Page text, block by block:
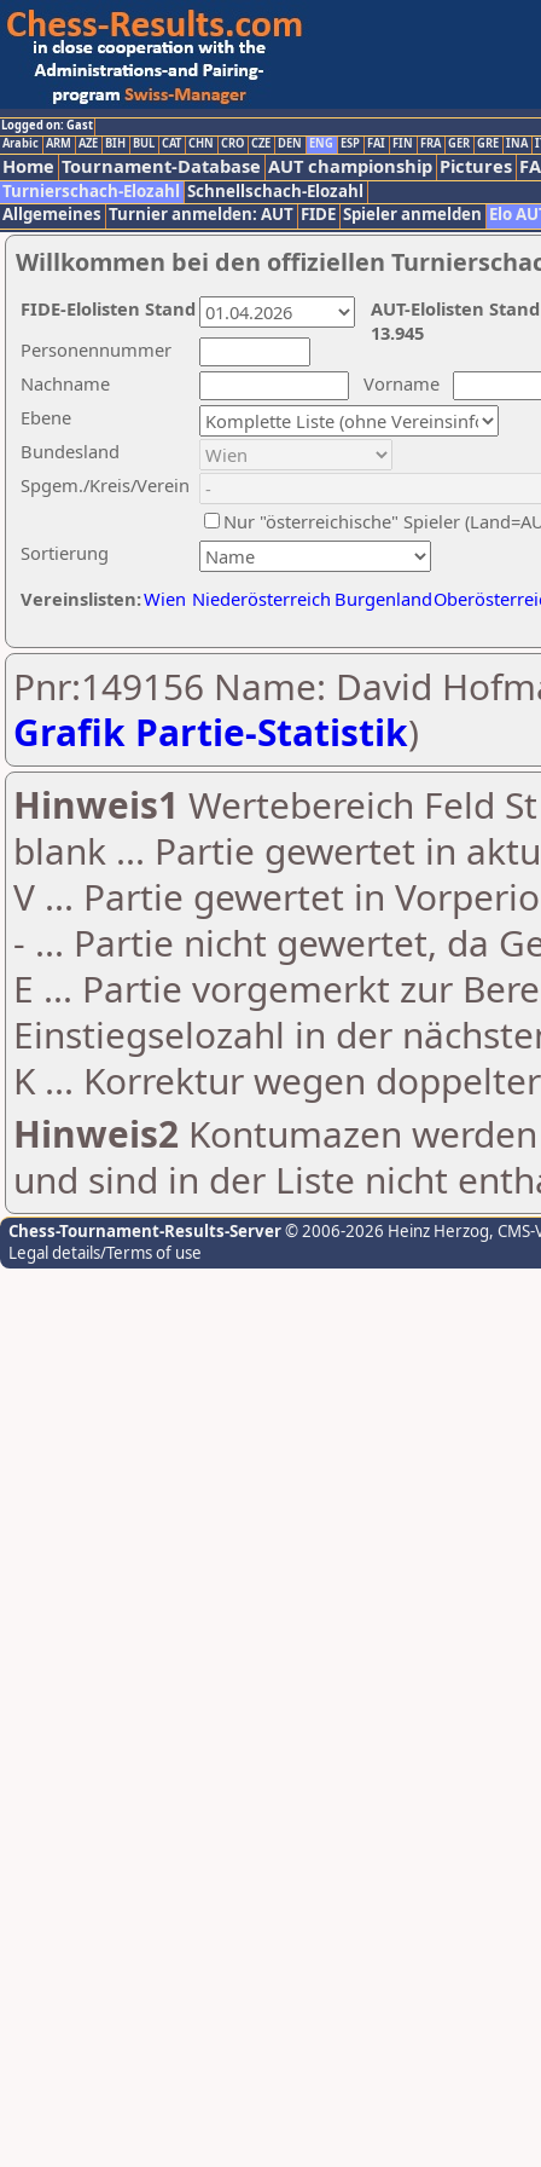
Logged on: Gast
Arabic ARM AZE BIH BUL CAT CHN CRO CZE DEN ENG ESP FAI FIN FRA GER GRE INA
Home Tournament-Database AUT championship Pictures
Turnierschach-Elozahl Schnellschach-Elozahl
Allgemeines Turnier anmelden: AUT FIDE Spieler anmelden Elo
Willkommen bei den offiziellen
Nachname
Vorname
Ebene
Sortierung
Personennummer
Bundesland
Spgem./Kreis/Verein
Nur "österreichische" Spieler
Vereinslisten:Wien Niederösterreich Burgenland
AUT-Elolisten
13.945
FIDE-Elolisten Stand
Pnr:149156 Name: David
Grafik Partie-Statistik)
Hinweis1 Wertebereich Feld
blank ... Partie gewertet in
V ... Partie gewertet in
- ... Partie nicht gewertet, da
E ... Partie vorgemerkt zur
Einstiegselozahl in der
K ... Korrektur wegen
Hinweis2 Kontumazen
und sind in der Liste nicht
Chess-Tournament-Results-Server© 2006-2026 Heinz Herzog,
Legal details/Terms of use